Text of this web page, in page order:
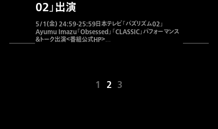
(日)
02」出演
5/1(金) 24:59-25:59日本テレビ「バズリズム02」
Ayumu Imazu「Obsessed」「CLASSIC」パフォーマンス
＆トーク出演＜番組公式HP＞
1 2 3